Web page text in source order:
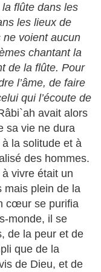
flûte dans les
les lieux de
voient aucun
chantant la
de la flûte. Pour
l’âme, de faire
qui l’écoute de
avait alors
sa vie ne dura
la solitude et à
des hommes.
vivre était un
mais plein de la
cœur se purifia
monde, il se
de la peur et de
que de la
de Dieu, et de